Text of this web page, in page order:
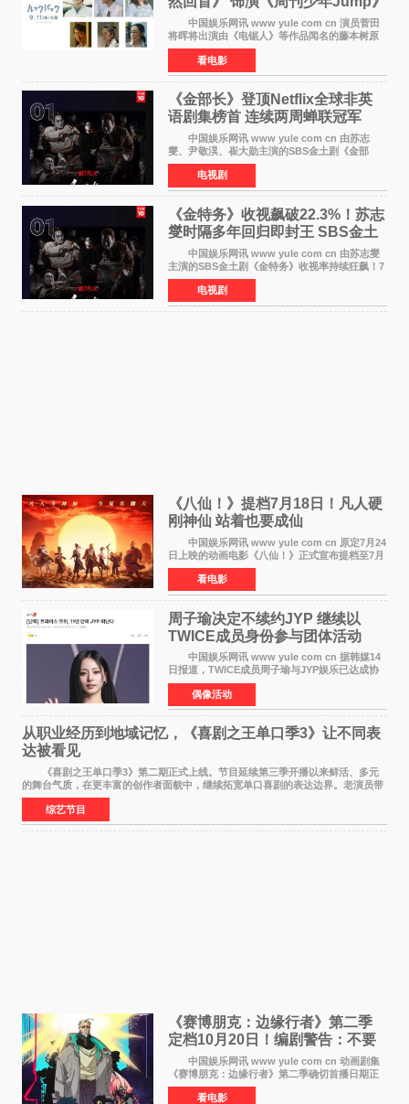
编辑
中国娱乐网讯 www yule com cn 演员菅田
将晖将出演由《电锯人》等作品闻名的藤本树原
作漫画改编的电影《蓦然回首》（是枝裕和导
演）。菅田饰演的角色是初中时代两位主人公带
着完成的作品前去
看电影
《金部长》登顶Netflix全球非英
语剧集榜首 连续两周蝉联冠军
中国娱乐网讯 www yule com cn 由苏志
燮、尹敬淏、崔大勋主演的SBS金土剧《金部
长》持续席卷全球，收获海内外观众热烈反
响。 15日，据Netflix官方排行榜网站Tudum
公布的数据，SBS金土剧《
电视剧
《金特务》收视飙破22.3%！苏志
燮时隔多年回归即封王 SBS金土
剧新纪录诞生
中国娱乐网讯 www yule com cn 由苏志燮
主演的SBS金土剧《金特务》收视率持续狂飙！7
月11日播出的第6集全国平均收视率高达22 3%，
瞬间最高更冲上26 4%，不仅再度刷新自身纪
录，更稳坐同时段
电视剧
《八仙！》提档7月18日！凡人硬
刚神仙 站着也要成仙
中国娱乐网讯 www yule com cn 原定7月24
日上映的动画电影《八仙！》正式宣布提档至7月
18日。这部国风动画大片将八仙过海，各显神通
这句刻在国人DNA里的俗语玩出了新花样——影
片讲述凡人
看电影
周子瑜决定不续约JYP 继续以
TWICE成员身份参与团体活动
中国娱乐网讯 www yule com cn 据韩媒14
日报道，TWICE成员周子瑜与JYP娱乐已达成协
议，不再续签个人专属合约，但她将继续参与
TWICE的完整团体活动。 周子瑜于2015年通
过生存节目《SIXTE
偶像活动
从职业经历到地域记忆，《喜剧之王单口季3》让不同表
达被看见
《喜剧之王单口季3》第二期正式上线。节目延续第三季开播以来鲜活、多元
的舞台气质，在更丰富的创作者面貌中，继续拓宽单口喜剧的表达边界。老演员带
着更加成熟的文本与舞台掌控回归，新面孔则
综艺节目
《赛博朋克：边缘行者》第二季
定档10月20日！编剧警告：不要
对角色投入太深
中国娱乐网讯 www yule com cn 动画剧集
《赛博朋克：边缘行者》第二季确切首播日期正
式敲定——将于10月20日在Netflix全球上线。此
前，Netflix韩国官方账号曾短暂出现这一日期信
看电影